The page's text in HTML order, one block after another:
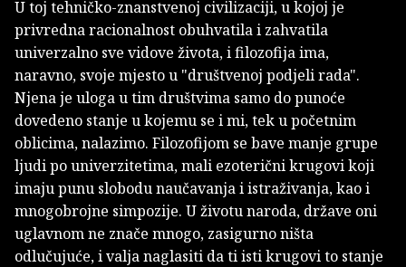
U toj tehničko-znanstvenoj civilizaciji, u kojoj je
privredna racionalnost obuhvatila i zahvatila
univerzalno sve vidove života, i filozofija ima,
naravno, svoje mjesto u "društvenoj podjeli rada".
Njena je uloga u tim društvima samo do punoće
dovedeno stanje u kojemu se i mi, tek u početnim
oblicima, nalazimo. Filozofijom se bave manje grupe
ljudi po univerzitetima, mali ezoterični krugovi koji
imaju punu slobodu naučavanja i istraživanja, kao i
mnogobrojne simpozije. U životu naroda, države oni
uglavnom ne znače mnogo, zasigurno ništa
odlučujuće, i valja naglasiti da ti isti krugovi to stanje